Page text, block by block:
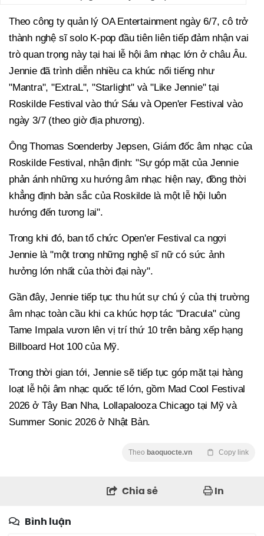
Theo công ty quản lý OA Entertainment ngày 6/7, cô trở
thành nghệ sĩ solo K-pop đầu tiên liên tiếp đảm nhận vai
trò quan trọng này tại hai lễ hội âm nhạc lớn ở châu Âu.
Jennie đã trình diễn nhiều ca khúc nổi tiếng như
"Mantra", "ExtraL", "Starlight" và "Like Jennie" tại
Roskilde Festival vào thứ Sáu và Open'er Festival vào
ngày 3/7 (theo giờ địa phương).
Ông Thomas Soenderby Jepsen, Giám đốc âm nhạc của
Roskilde Festival, nhận định: "Sự góp mặt của Jennie
phản ánh những xu hướng âm nhạc hiện nay, đồng thời
khẳng định bản sắc của Roskilde là một lễ hội luôn
hướng đến tương lai".
Trong khi đó, ban tổ chức Open'er Festival ca ngợi
Jennie là "một trong những nghệ sĩ nữ có sức ảnh
hưởng lớn nhất của thời đại này".
Gần đây, Jennie tiếp tục thu hút sự chú ý của thị trường
âm nhạc toàn cầu khi ca khúc hợp tác "Dracula" cùng
Tame Impala vươn lên vị trí thứ 10 trên bảng xếp hạng
Billboard Hot 100 của Mỹ.
Trong thời gian tới, Jennie sẽ tiếp tục góp mặt tại hàng
loạt lễ hội âm nhạc quốc tế lớn, gồm Mad Cool Festival
2026 ở Tây Ban Nha, Lollapalooza Chicago tại Mỹ và
Summer Sonic 2026 ở Nhật Bản.
Theo baoquocte.vn Copy link
Chia sẻ In
Bình luận